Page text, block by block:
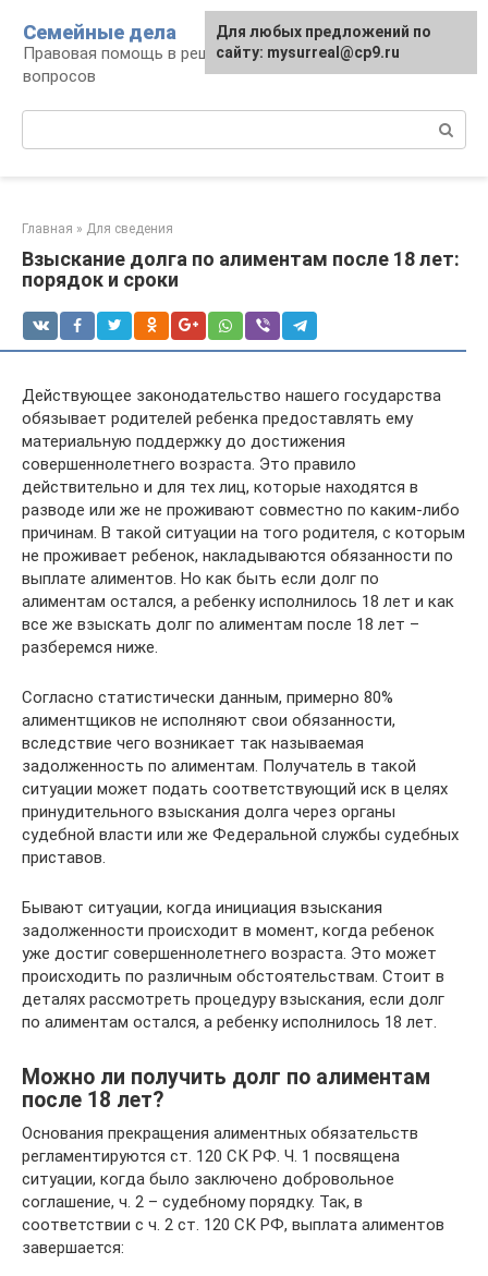
контенту
Семейные дела
Правовая помощь в решении семейных
вопросов
Главная » Для сведения
Взыскание долга по алиментам после 18 лет:
порядок и сроки
Действующее законодательство нашего государства
обязывает родителей ребенка предоставлять ему
материальную поддержку до достижения
совершеннолетнего возраста. Это правило
действительно и для тех лиц, которые находятся в
разводе или же не проживают совместно по каким-либо
причинам. В такой ситуации на того родителя, с которым
не проживает ребенок, накладываются обязанности по
выплате алиментов. Но как быть если долг по
алиментам остался, а ребенку исполнилось 18 лет и как
все же взыскать долг по алиментам после 18 лет –
разберемся ниже.
Согласно статистически данным, примерно 80%
алиментщиков не исполняют свои обязанности,
вследствие чего возникает так называемая
задолженность по алиментам. Получатель в такой
ситуации может подать соответствующий иск в целях
принудительного взыскания долга через органы
судебной власти или же Федеральной службы судебных
приставов.
Бывают ситуации, когда инициация взыскания
задолженности происходит в момент, когда ребенок
уже достиг совершеннолетнего возраста. Это может
происходить по различным обстоятельствам. Стоит в
деталях рассмотреть процедуру взыскания, если долг
по алиментам остался, а ребенку исполнилось 18 лет.
Можно ли получить долг по алиментам
после 18 лет?
Основания прекращения алиментных обязательств
регламентируются ст. 120 СК РФ. Ч. 1 посвящена
ситуации, когда было заключено добровольное
соглашение, ч. 2 – судебному порядку. Так, в
соответствии с ч. 2 ст. 120 СК РФ, выплата алиментов
завершается:
Для любых предложений по
сайту: mysurreal@cp9.ru